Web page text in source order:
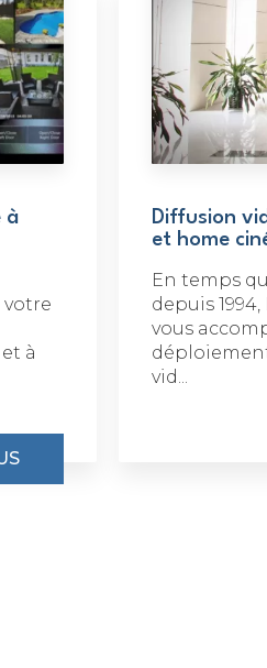
à
votre
à
Diffusion
et home
En temps
depuis
vous
vid...